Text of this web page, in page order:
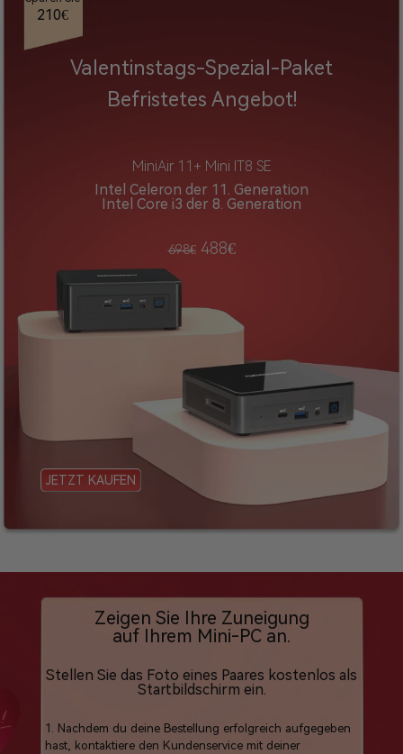
210€
Valentinstags-Spezial-Paket
Befristetes Angebot!
MiniAir 11+ Mini IT8 SE
Intel Celeron der 11. Generation
Intel Core i3 der 8. Generation
698€488€
JETZT KAUFEN
1. Nachdem du deine Bestellung erfolgreich aufgegeben
hast, kontaktiere den Kundenservice mit deiner
Stellen Sie das Foto eines Paares kostenlos als
Startbildschirm ein.
Zeigen Sie Ihre Zuneigung
auf Ihrem Mini-PC an.